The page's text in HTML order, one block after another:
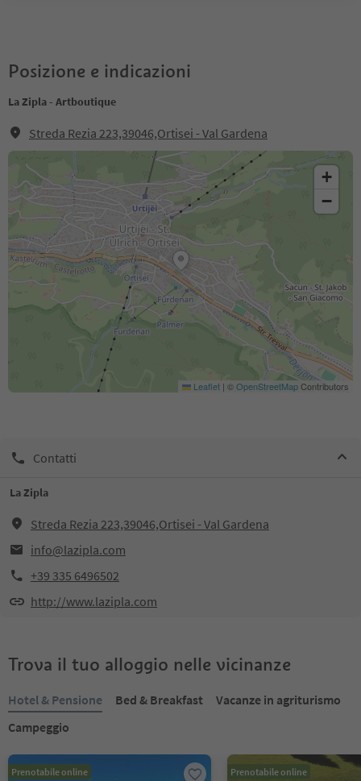
Posizione e indicazioni
La Zipla - Artboutique
Streda Rezia 223,39046,Ortisei - Val Gardena
+
−
Leaflet | ©OpenStreetMapContributors
Contatti
La Zipla
Streda Rezia 223,39046,Ortisei - Val Gardena
info@lazipla.com
+39 335 6496502
http://www.lazipla.com
Trova il tuo alloggio nelle vicinanze
Hotel & Pensione Bed & Breakfast
Vacanze in agriturismo
Campeggio
Prenotabile online Prenotabile online